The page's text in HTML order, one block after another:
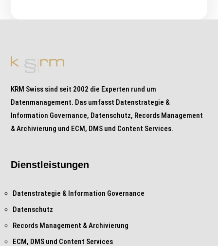
KRM Swiss sind seit 2002 die Experten rund um
Datenmanagement. Das umfasst Datenstrategie &
Information Governance, Datenschutz, Records Management
& Archivierung und ECM, DMS und Content Services.
Dienstleistungen
Datenstrategie & Information Governance
Datenschutz
Records Management & Archivierung
ECM, DMS und Content Services